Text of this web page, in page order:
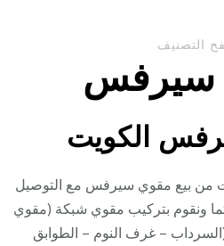
التصنيف
سيرفس
الكويت
من بيع مقوي سيرفس مع التوصيل
ونقوم بتركيب مقوي شبكة (مقوي
– غرف النوم – الطوابق